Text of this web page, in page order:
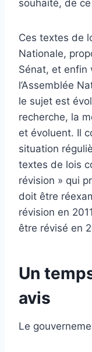
souhaité, de
Ces textes de
Nationale,
Sénat, et enfin
l’Assemblée
le sujet est
recherche, la
et évoluent. Il
situation
textes de lois
révision » qui
doit être
révision en
être révisé en
Un
avis
Le